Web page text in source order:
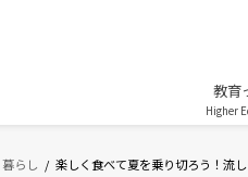
教育
Higher
暮らし 楽しく食べて夏を乗り切ろう！流